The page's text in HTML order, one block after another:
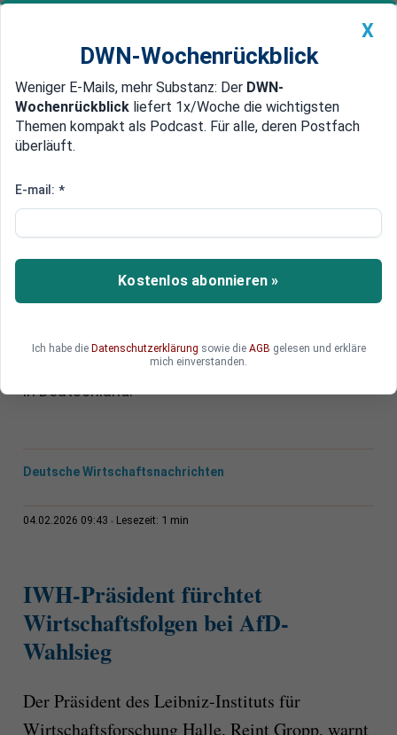
Newsticker MEIN DWN: Geldanlage Premium
Edelmetalle DWN-Magazin China
Sachsen-Anhalt: IWH-Präsident
Wahlsieg
Der Präsident des Leibniz-Instituts für
Wirtschaftsforschung Halle, Reint Gropp, warnt
möglichen Sieg der AfD bei der Landtagswahl. Er
befürchtet, weniger Investitionen auch allgemein
in Deutschland.
Deutsche Wirtschaftsnachrichten
04.02.2026 09:43 Lesezeit: 1 min
IWH-Präsident fürchtet
Wirtschaftsfolgen bei AfD-
Wahlsieg
Der Präsident des Leibniz-Instituts für
Wirtschaftsforschung Halle, Reint Gropp, warnt
X
DWN-Wochenrückblick
Weniger E-Mails, mehr Substanz: Der DWN-
Wochenrückblick liefert 1x/Woche die wichtigsten
Themen kompakt als Podcast. Für alle, deren Postfach
überläuft.
E-mail: *
Kostenlos abonnieren »
Ich habe die Datenschutzerklärung sowie die AGB gelesen und erkläre
mich einverstanden.